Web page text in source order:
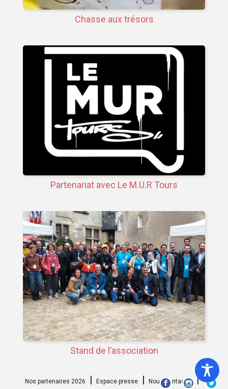
Chasse aux trésors
Partenariat avec Le M.U.R Tours
Stand de l’association
Nos partenaires 2026 Espace presse Nous contacter